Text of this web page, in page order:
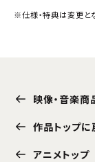
※仕様・特典は変更と
映像・音楽商
作品トップに
アニメトップ